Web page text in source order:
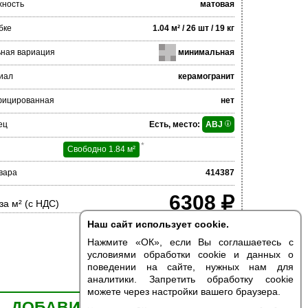
Наш сайт использует cookie.
Нажмите «ОК», если Вы соглашаетесь с
условиями обработки cookie и данных о
поведении на сайте, нужных нам для
аналитики. Запретить обработку cookie
можете через настройки вашего браузера.
матовая
1.04 м² / 26 шт / 19 кг
вариация минимальная
керамогранит
нет
Есть, место: ABJ
Свободно 1.84 м² *
414387
м² (с НДС) 6308